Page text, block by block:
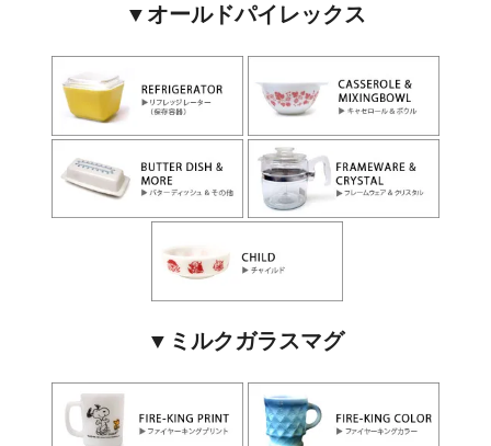
▼オールドパイレックス
▼ミルクガラスマグ